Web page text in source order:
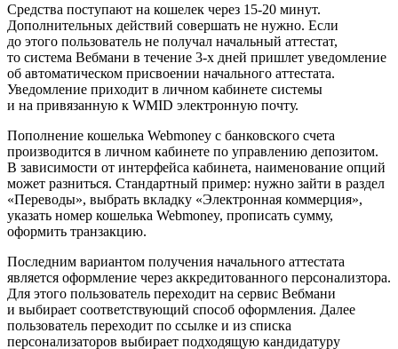
Средства поступают на кошелек через 15-20 минут.
Дополнительных действий совершать не нужно. Если
до этого пользователь не получал начальный аттестат,
то система Вебмани в течение 3-х дней пришлет уведомление
об автоматическом присвоении начального аттестата.
Уведомление приходит в личном кабинете системы
и на привязанную к WMID электронную почту.
Пополнение кошелька Webmoney с банковского счета
производится в личном кабинете по управлению депозитом.
В зависимости от интерфейса кабинета, наименование опций
может разниться. Стандартный пример: нужно зайти в раздел
«Переводы», выбрать вкладку «Электронная коммерция»,
указать номер кошелька Webmoney, прописать сумму,
оформить транзакцию.
Последним вариантом получения начального аттестата
является оформление через аккредитованного персонализтора.
Для этого пользователь переходит на сервис Вебмани
и выбирает соответствующий способ оформления. Далее
пользователь переходит по ссылке и из списка
персонализаторов выбирает подходящую кандидатуру